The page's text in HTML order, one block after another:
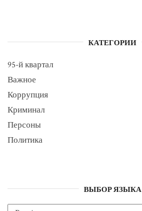
КАТЕГОРИИ
95-й квартал
Важное
Коррупция
Криминал
Персоны
Политика
ВЫБОР ЯЗЫКА